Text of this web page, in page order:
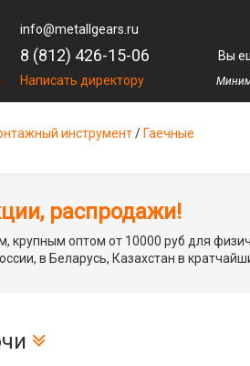
info@metallgears.ru
8 (812) 426-15-06
Написать директору
Вы
инструмент/ Гаечные
распродажи!
крупным оптом от 10000 руб для
в Беларусь, Казахстан в